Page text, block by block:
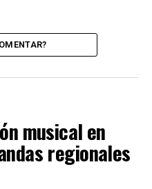
musical en
regionales